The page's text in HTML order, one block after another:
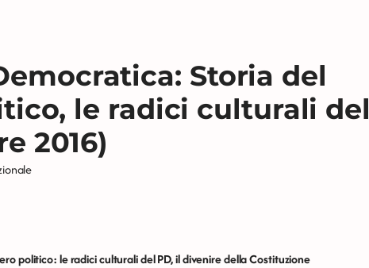
Storia del
le radici culturali del
2016)
politico: le radici culturali del PD, il divenire della Costituzione